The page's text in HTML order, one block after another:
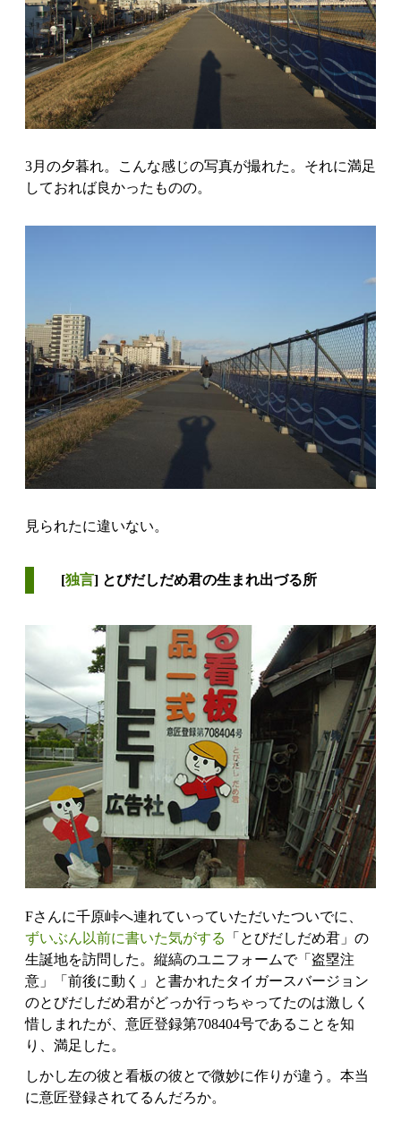
3月の夕暮れ。こんな感じの写真が撮れた。それに満足
しておれば良かったものの。
見られたに違いない。
[独言] とびだしだめ君の生まれ出づる所
Fさんに千原峠へ連れていっていただいたついでに、
ずいぶん以前に書いた気がする
「とびだしだめ君」の
生誕地を訪問した。縦縞のユニフォームで「盗塁注
意」「前後に動く」と書かれたタイガースバージョン
のとびだしだめ君がどっか行っちゃってたのは激しく
惜しまれたが、意匠登録第708404号であることを知
り、満足した。
しかし左の彼と看板の彼とで微妙に作りが違う。本当
に意匠登録されてるんだろか。